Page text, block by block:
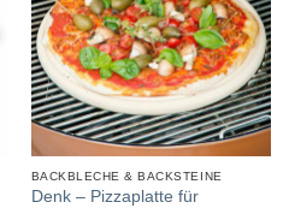
BACKBLECHE & BACKSTEINE
Denk – Pizzaplatte für